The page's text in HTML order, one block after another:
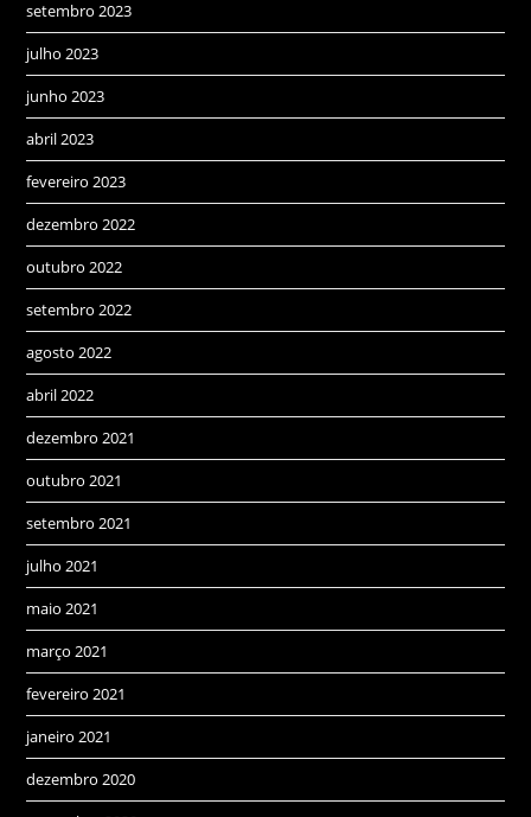
setembro 2023
julho 2023
junho 2023
abril 2023
fevereiro 2023
dezembro 2022
outubro 2022
setembro 2022
agosto 2022
abril 2022
dezembro 2021
outubro 2021
setembro 2021
julho 2021
maio 2021
março 2021
fevereiro 2021
janeiro 2021
dezembro 2020